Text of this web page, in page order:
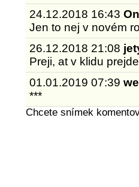
24.12.2018 16:43
Jen to nej v novém
26.12.2018 21:08
Preji, at v klidu
01.01.2019 07:39
***
Chcete snímek